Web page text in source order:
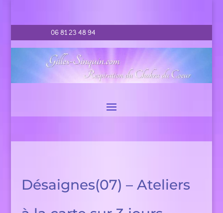
06 81 23 48 94
Désaignes(07) – Ateliers